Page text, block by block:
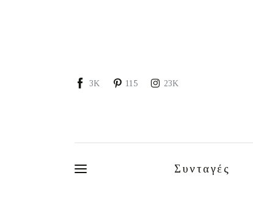
3K 115 23K
Συνταγές